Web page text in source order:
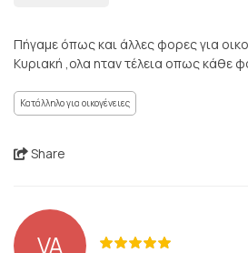
Πήγαμε όπως και άλλες φορες για
Κυριακή ,ολα ηταν τέλεια οπως κάθε
Κατάλληλο για οικογένειες
Share
VA